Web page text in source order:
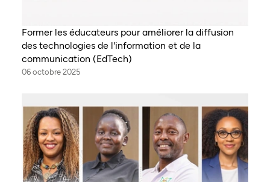
Former les éducateurs pour améliorer la diffusion
des technologies de l'information et de la
communication (EdTech)
06 octobre 2025